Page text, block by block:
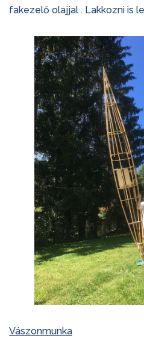
fakezelő olajjal . Lakkozni is
Vászonmunka